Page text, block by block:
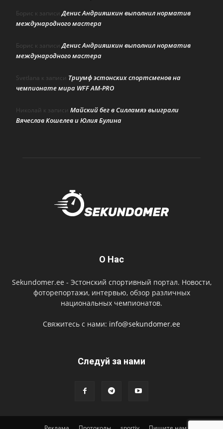
Борис к записиДенис Андрияшкин выполнил норматив
международного мастера
Борис к записиДенис Андрияшкин выполнил норматив
международного мастера
Svetlana к записи Триумф эстонских спортсменов на
чемпионате мира WFF AM-PRO
Николай к записи Майский бег в Силламяэ выиграли
Вячеслав Кошелев и Юлия Булина
О Нас
Sekundomer.ee - Эстонский спортивный портал. Новости,
фоторепортажи, интервью, обзор различных
национальных чемпионатов.
Свяжитесь с нами: info@sekundomer.ee
Cледуй за нами